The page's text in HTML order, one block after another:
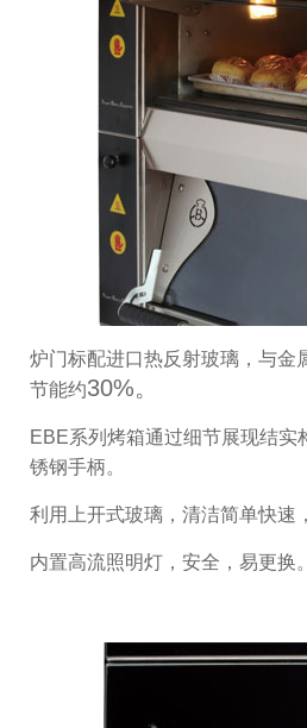
炉门标配进口热反射玻璃，与金
节能约30%。
EBE系列烤箱通过细节展现结
锈钢手柄。
利用上开式玻璃，清洁简单快速
内置高流照明灯，安全，易更换。